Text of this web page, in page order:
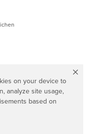
on your device to
analyze site usage,
based on